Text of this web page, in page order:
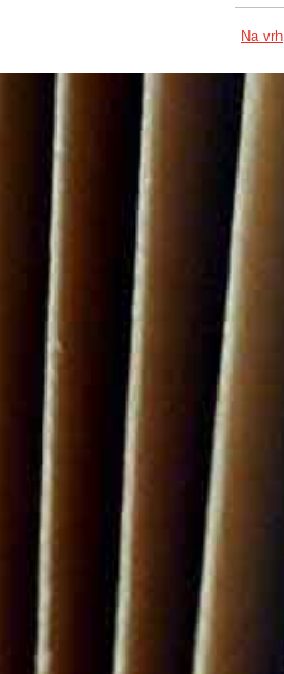
Na vrh